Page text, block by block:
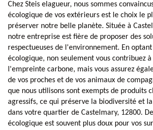
Chez Steis elagueur, nous sommes
écologique de vos extérieurs est le choix le
préserver notre belle planète. Située à
notre entreprise est fière de proposer des
respectueuses de l'environnement. En
écologique, non seulement vous contribuez
l'empreinte carbone, mais vous assurez
de vos proches et de vos animaux de
que nous utilisons sont exempts de produits
agressifs, ce qui préserve la biodiversité et
dans votre quartier de Castelmary, 12800.
écologique est souvent plus doux pour vos